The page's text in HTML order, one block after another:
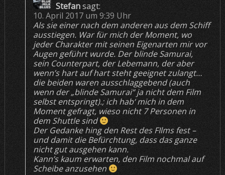
Stefansagt:
10. April 2017 um 9:39 Uhr
Als sie einer nach dem anderen aus dem Schiff
ausstiegen. War für mich der Moment, wo
jeder Charakter mit seinen Eigenarten mir vor
Augen geführt wurde. Der blinde Samurai,
sein Counterpart, der Lebemann, der aber
wenn’s hart auf hart steht geeignet zulangt…
die beiden waren ausschlaggebend (auch
wenn der „blinde Samurai“ ja nicht dem Film
selbst entspringt).; ich hab‘ mich in dem
Moment gefragt, wieso nicht 7 Personen in
dem Shuttle sind
Der Gedanke hing den Rest des FIlms fest –
und damit die Befürchtung, dass das ganze
nicht gut ausgehen kann.
Kann’s kaum erwarten, den Film nochmal auf
Scheibe anzusehen